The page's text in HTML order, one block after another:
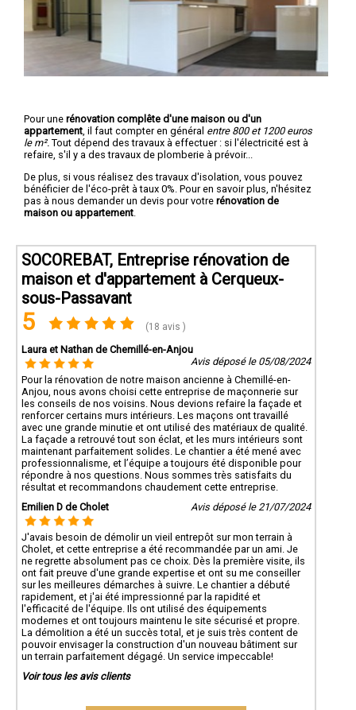
Pour une rénovation complête d'une maison ou d'un
appartement , il faut compter en général entre 800 et 1200 euros
le m². Tout dépend des travaux à effectuer : si l'électricité est à
refaire, s'il y a des travaux de plomberie à prévoir...
De plus, si vous réalisez des travaux d'isolation, vous pouvez
bénéficier de l'éco-prêt à taux 0%. Pour en savoir plus, n'hésitez
pas à nous demander un devis pour votre rénovation de
maison ou appartement
SOCOREBAT, Entreprise rénovation de
maison et d'appartement à Cerqueux-
sous-Passavant
5 (18 avis )
Laura et Nathan de Chemillé-en-Anjou
Avis déposé le 05/08/2024
Pour la rénovation de notre maison ancienne à Chemillé-en-
Anjou, nous avons choisi cette entreprise de maçonnerie sur
les conseils de nos voisins. Nous devions refaire la façade et
renforcer certains murs intérieurs. Les maçons ont travaillé
avec une grande minutie et ont utilisé des matériaux de qualité.
La façade a retrouvé tout son éclat, et les murs intérieurs sont
maintenant parfaitement solides. Le chantier a été mené avec
professionnalisme, et l’équipe a toujours été disponible pour
répondre à nos questions. Nous sommes très satisfaits du
résultat et recommandons chaudement cette entreprise.
Emilien D de Cholet
Avis déposé le 21/07/2024
J'avais besoin de démolir un vieil entrepôt sur mon terrain à
Cholet, et cette entreprise a été recommandée par un ami. Je
ne regrette absolument pas ce choix. Dès la première visite, ils
ont fait preuve d'une grande expertise et ont su me conseiller
sur les meilleures démarches à suivre. Le chantier a débuté
rapidement, et j'ai été impressionné par la rapidité et
l'efficacité de l'équipe. Ils ont utilisé des équipements
modernes et ont toujours maintenu le site sécurisé et propre.
La démolition a été un succès total, et je suis très content de
pouvoir envisager la construction d'un nouveau bâtiment sur
un terrain parfaitement dégagé. Un service impeccable!
Voir tous les avis clients